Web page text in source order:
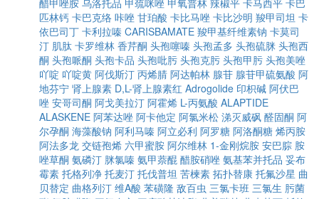
醋甲唑胺 乌洛托品 甲巯咪唑 甲氧普林 辣椒平 卡马西平 卡巴
匹林钙 卡巴克络 咔唑 甘珀酸 卡比马唑 卡比沙明 羧甲司坦 卡
依巴司丁 卡利拉嗪 CARISBAMATE 羧甲基纤维素钠 卡莫司
汀 肌肽 卡罗维林 香芹酮 头孢噻嗪 头孢孟多 头孢硫脒 头孢西
酮 头孢哌酮 头孢卡品 头孢吡肟 头孢克肟 头孢甲肟 头孢美唑
吖啶 吖啶黄 阿伐斯汀 丙烯腈 阿达帕林 腺苷 腺苷甲硫氨酸 阿
地芬宁 肾上腺素 D,L-肾上腺素红 Adrogolide 印枳碱 阿伏巴
唑 安哥司酮 阿戈美拉汀 阿霍烯 L-丙氨酸 ALAPTIDE
ALASKENE 阿苯达唑 阿卡他定 阿氯米松 涕灭威砜 醛固酮 阿
尔孕酮 海藻酸钠 阿利马嗪 阿立必利 阿罗糖 阿洛酮糖 烯丙胺
阿法多龙 交链孢烯 六甲蜜胺 阿尔维林 1-金刚烷胺 安巴腙 胺
唑草酮 氨磷汀 脒氯嗪 氨甲萘醌 醋胺硝唑 氨基苯并托品 妥布
霉素 托格列净 托麦汀 托伐普坦 苦楝素 拓扑替康 托氟沙星 曲
贝替定 曲格列汀 维A酸 苯磺隆 敌百虫 三氯卡班 三氯生 肟菌